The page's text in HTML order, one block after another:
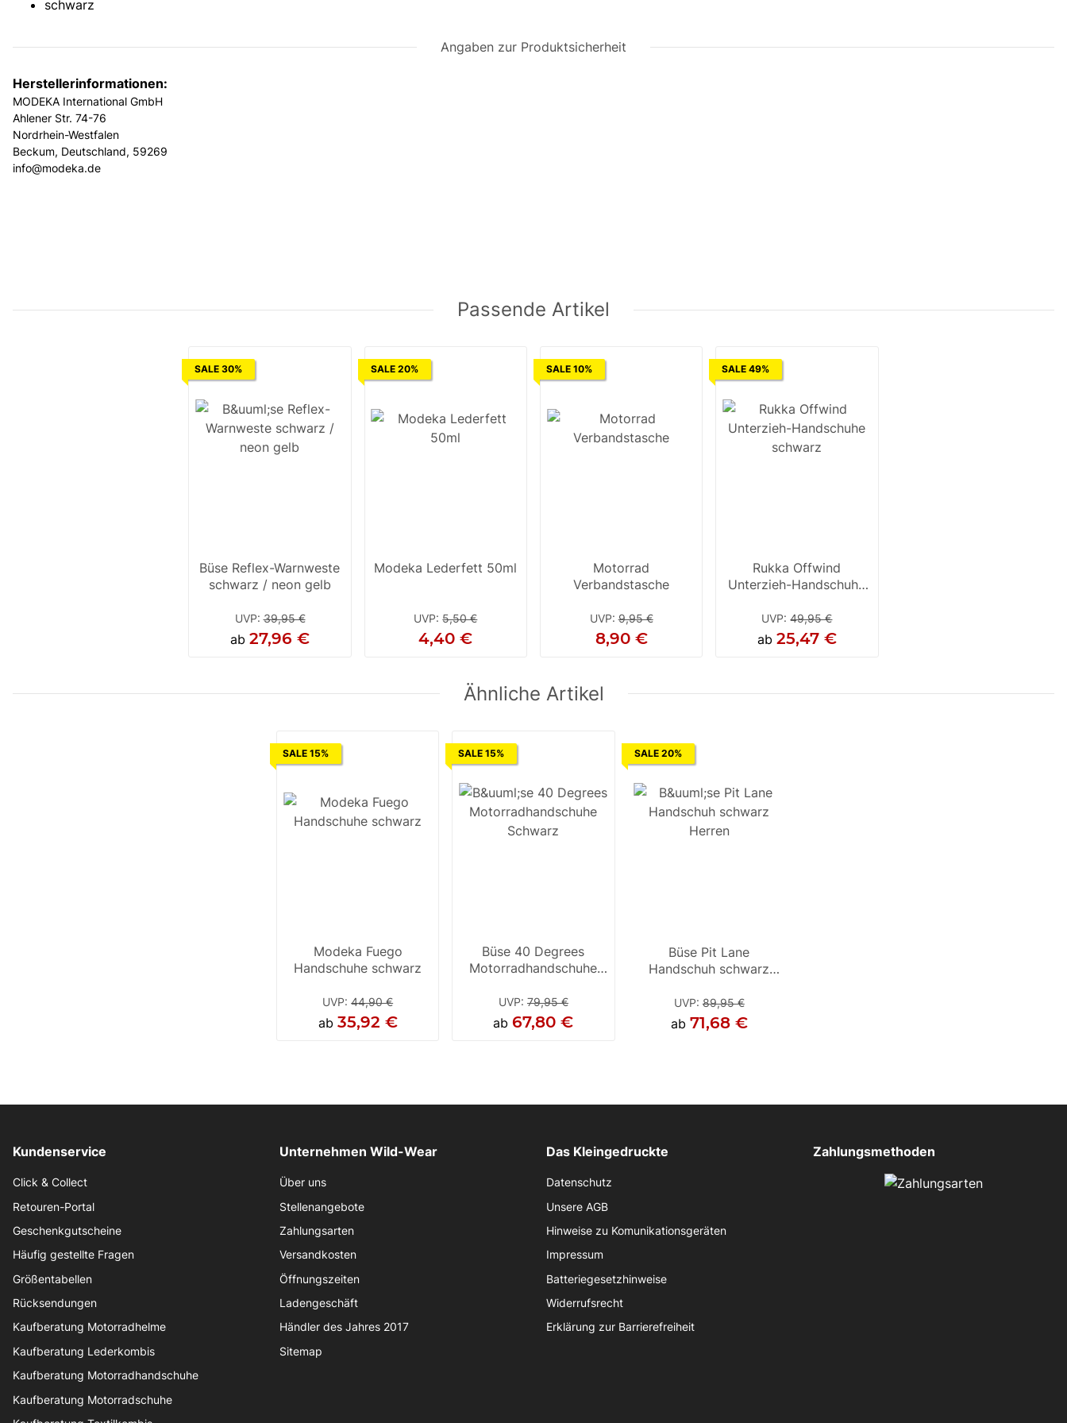
schwarz
Angaben zur Produktsicherheit
Herstellerinformationen:
MODEKA International GmbH
Ahlener Str. 74-76
Nordrhein-Westfalen
Beckum, Deutschland, 59269
info@modeka.de
Passende Artikel
SALE 30%
Büse Reflex-Warnweste
schwarz / neon gelb
UVP:39,95 €
ab 27,96 €
SALE 20%
Modeka Lederfett 50ml
UVP:5,50 €
4,40 €
SALE 10%
Motorrad
Verbandstasche
UVP:9,95 €
8,90 €
SALE 49%
Rukka Offwind
Unterzieh-Handschuhe
UVP:49,95 €
ab 25,47 €
Ähnliche Artikel
SALE 15%
Modeka Fuego
Handschuhe schwarz
UVP:44,90 €
ab 35,92 €
SALE 15%
Büse 40 Degrees
Motorradhandschuhe
UVP: 79,95 €
ab67,80 €
SALE 20%
Büse Pit Lane
Handschuh schwarz
UVP:89,95 €
ab 71,68 €
Kundenservice
Click & Collect
Retouren-Portal
Geschenkgutscheine
Häufig gestellte Fragen
Größentabellen
Rücksendungen
Kaufberatung Motorradhelme
Kaufberatung Lederkombis
Kaufberatung Motorradhandschuhe
Kaufberatung Motorradschuhe
Unternehmen Wild-Wear
Über uns
Stellenangebote
Zahlungsarten
Versandkosten
Öffnungszeiten
Ladengeschäft
Händler des Jahres 2017
Sitemap
Das Kleingedruckte
Datenschutz
Unsere AGB
Hinweise zu Komunikationsgeräten
Impressum
Batteriegesetzhinweise
Widerrufsrecht
Erklärung zur Barrierefreiheit
Zahlungsmethoden